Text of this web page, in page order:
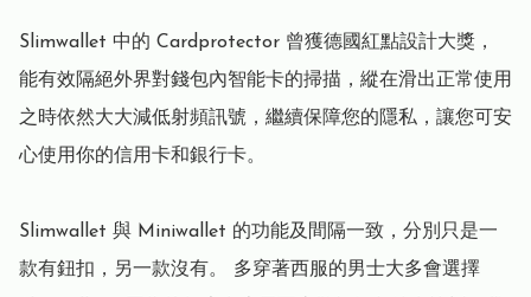
Slimwallet 中的 Cardprotector 曾獲德國紅點設計大獎，
能有效隔絕外界對錢包內智能卡的掃描，縱在滑出正常使用
之時依然大大減低射頻訊號，繼續保障您的隱私，讓您可安
心使用你的信用卡和銀行卡。
Slimwallet 與 Miniwallet 的功能及間隔一致，分別只是一
款有鈕扣，另一款沒有。 多穿著西服的男士大多會選擇